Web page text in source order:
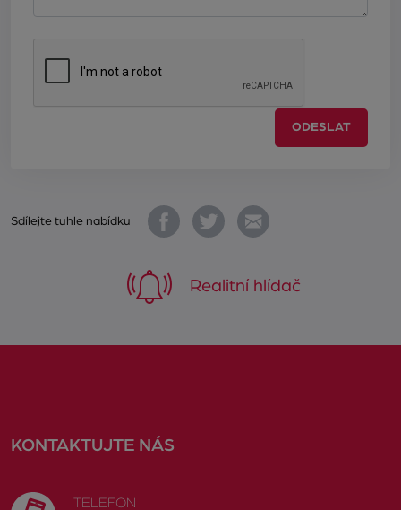
ODESLAT
Sdílejte tuhle nabídku
Realitní hlídač
KONTAKTUJTE NÁS
TELEFON